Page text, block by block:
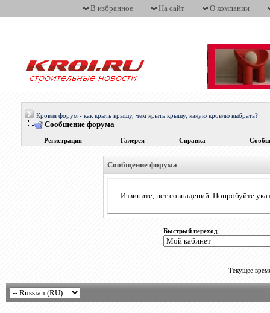
В избранное На сайт О компании
Кровля форум - как крыть крышу, чем крыть крышу, какую кровлю выбрать?
Сообщение форума
Регистрация Галерея Справка
Сообщение форума
Извините, нет совпадений. Попробуйте
Быстрый переход
Текущее